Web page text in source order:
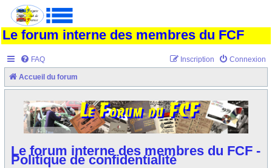
Le forum interne des membres du FCF
FAQ Connexion
Inscription
Accueil du forum
Le forum interne des membres du FCF -
Politique de confidentialité